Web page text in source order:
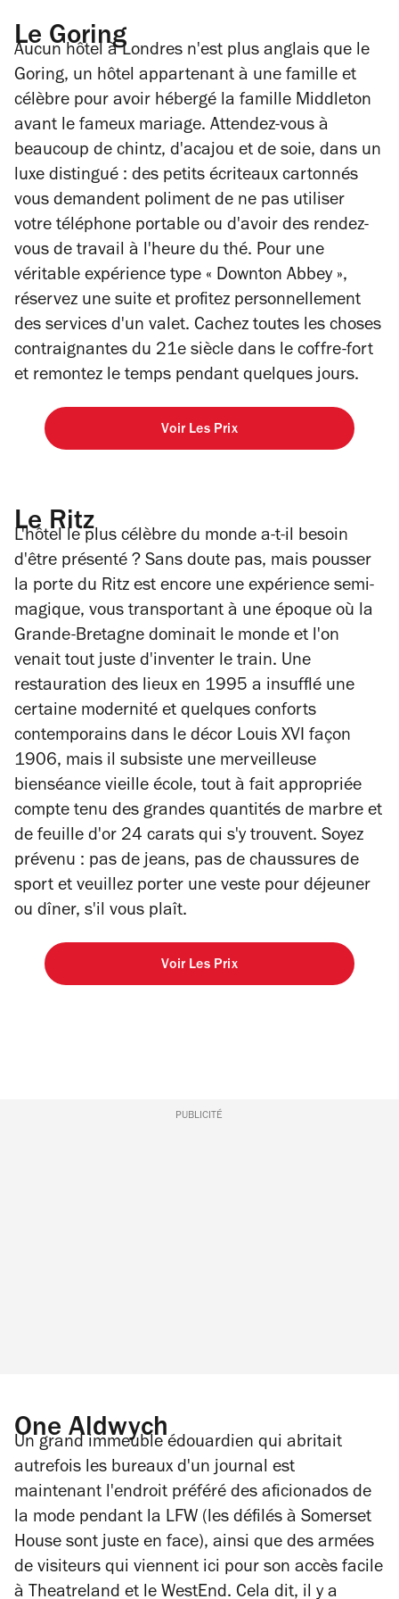
Le Goring
Aucun hôtel à Londres n'est plus anglais que le
Goring, un hôtel appartenant à une famille et
célèbre pour avoir hébergé la famille Middleton
avant le fameux mariage. Attendez-vous à
beaucoup de chintz, d'acajou et de soie, dans un
luxe distingué : des petits écriteaux cartonnés
vous demandent poliment de ne pas utiliser
votre téléphone portable ou d'avoir des rendez-
vous de travail à l'heure du thé. Pour une
véritable expérience type « Downton Abbey »,
réservez une suite et profitez personnellement
des services d'un valet. Cachez toutes les choses
contraignantes du 21e siècle dans le coffre-fort
et remontez le temps pendant quelques jours.
Voir Les Prix
Le Ritz
L'hôtel le plus célèbre du monde a-t-il besoin
d'être présenté ? Sans doute pas, mais pousser
la porte du Ritz est encore une expérience semi-
magique, vous transportant à une époque où la
Grande-Bretagne dominait le monde et l'on
venait tout juste d'inventer le train. Une
restauration des lieux en 1995 a insufflé une
certaine modernité et quelques conforts
contemporains dans le décor Louis XVI façon
1906, mais il subsiste une merveilleuse
bienséance vieille école, tout à fait appropriée
compte tenu des grandes quantités de marbre et
de feuille d'or 24 carats qui s'y trouvent. Soyez
prévenu : pas de jeans, pas de chaussures de
sport et veuillez porter une veste pour déjeuner
ou dîner, s'il vous plaît.
Voir Les Prix
PUBLICITÉ
One Aldwych
Un grand immeuble édouardien qui abritait
autrefois les bureaux d'un journal est
maintenant l'endroit préféré des aficionados de
la mode pendant la LFW (les défilés à Somerset
House sont juste en face), ainsi que des armées
de visiteurs qui viennent ici pour son accès facile
à Theatreland et le WestEnd. Cela dit, il y a